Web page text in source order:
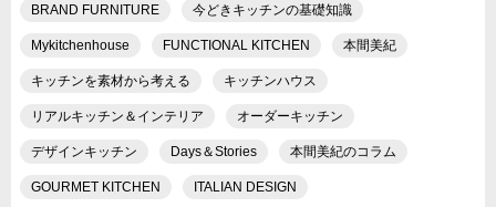
BRAND FURNITURE 今どきキッチンの基礎知識
Mykitchenhouse FUNCTIONAL KITCHEN 本間美紀
キッチンを素材から考える キッチンハウス
リアルキッチン＆インテリア オーダーキッチン
デザインキッチン Days＆Stories 本間美紀のコラム
GOURMET KITCHEN ITALIAN DESIGN